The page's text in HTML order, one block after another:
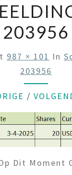
203956
987 × 101 In
203956
/
Dit Moment